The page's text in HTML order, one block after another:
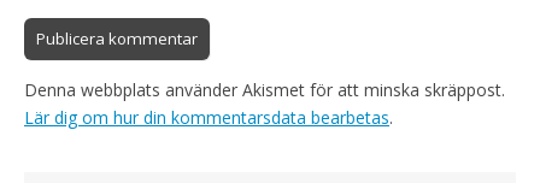
Denna webbplats använder Akismet för att minska skräppost.
Lär dig om hur din kommentarsdata bearbetas.